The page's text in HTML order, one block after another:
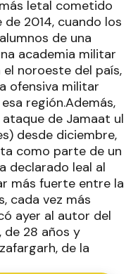
letal cometido
2014, cuando los
de una
academia militar
el noroeste del país,
ofensiva militar
región.Además,
de Jamaat ul
desde diciembre,
como parte de un
declarado leal al
más fuerte entre la
cada vez más
ayer al autor del
de 28 años y
de la